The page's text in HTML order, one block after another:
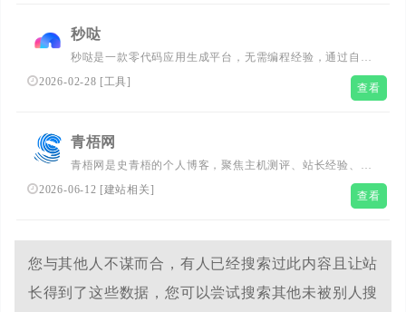
秒哒
秒哒是一款零代码应用生成平台，无需编程经验，通过自然
语言对话式和拖拽式搭建具有完整前后端的应用，一句话生
成各类应用，支持生成网站、小程序、H5、小游戏、小工
具备程序员能力。
2026-02-28 [工具] 查看
青梧网
青梧网是史青梧的个人博客，聚焦主机测评、站长经验、
SEO运营等领域内容；站长导航整合了各类优质实用网站，
一站式汇集建站必备的站长工具、站长平台、站长教程、站
源，同步提供可商用字体包下载。原创输出行业实操经验与
独到观点，致力为站长及互联网从业者打造内容学习、资源
获取、工具导航一体的优质综合平台。
2026-06-12 [建站相关] 查看
您与其他人不谋而合，有人已经搜索过此内容且让站
长得到了这些数据，您可以尝试搜索其他未被别人搜